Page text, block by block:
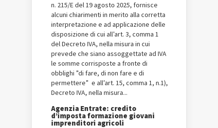
n. 215/E del 19 agosto 2025, fornisce
alcuni chiarimenti in merito alla corretta
interpretazione e ad applicazione delle
disposizione di cui all’art. 3, comma 1
del Decreto IVA, nella misura in cui
prevede che siano assoggettate ad IVA
le somme corrisposte a fronte di
obblighi ”di fare, di non fare e di
permettere” e all’art. 15, comma 1, n.1),
Decreto IVA, nella misura...
Agenzia Entrate: credito
d’imposta formazione giovani
imprenditori agricoli